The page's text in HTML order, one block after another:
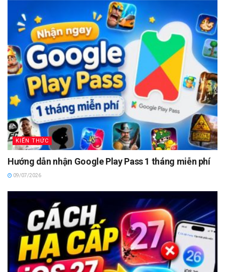
KIẾN THỨC
Hướng dẫn nhận Google Play Pass 1 tháng miễn phí
09/07/2026